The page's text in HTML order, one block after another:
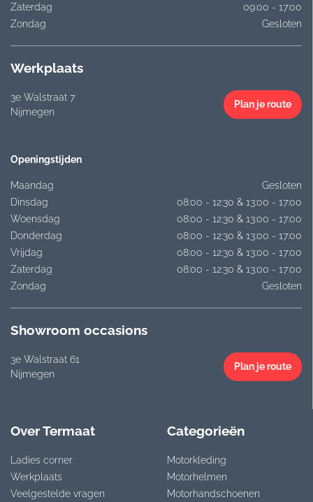
Zaterdag
09:00 - 17:00
Zondag
Gesloten
Werkplaats
3e Walstraat 7
Nijmegen
Plan je route
Openingstijden
Maandag
Gesloten
Dinsdag
08:00 - 12:30 & 13:00 - 17:00
Woensdag
08:00 - 12:30 & 13:00 - 17:00
Donderdag
08:00 - 12:30 & 13:00 - 17:00
Vrijdag
08:00 - 12:30 & 13:00 - 17:00
Zaterdag
08:00 - 12:30 & 13:00 - 17:00
Zondag
Gesloten
Showroom occasions
3e Walstraat 61
Nijmegen
Plan je route
Over Termaat
Ladies corner
Werkplaats
Veelgestelde vragen
Categorieën
Motorkleding
Motorhelmen
Motorhandschoenen